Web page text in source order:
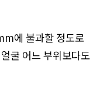
에 불과할 정도로
굴 어느 부위보다도